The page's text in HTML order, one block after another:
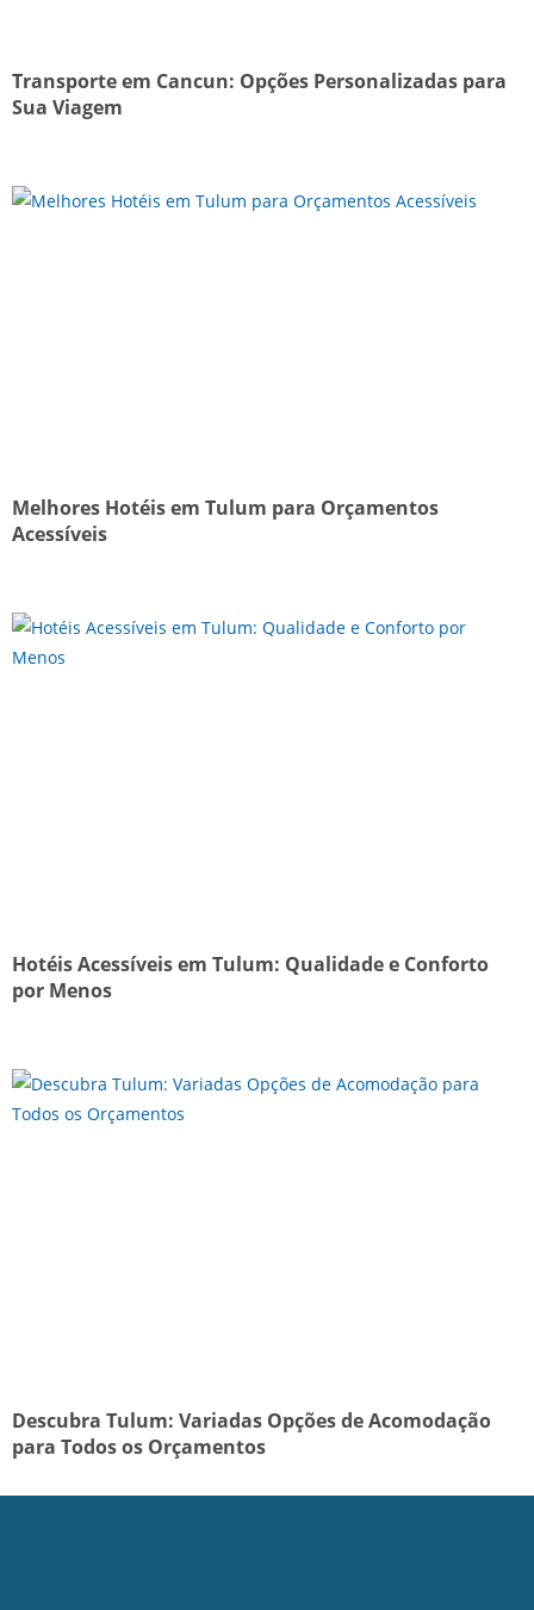
Transporte em Cancun: Opções Personalizadas para
Sua Viagem
Melhores Hotéis em Tulum para Orçamentos
Acessíveis
Hotéis Acessíveis em Tulum: Qualidade e Conforto
por Menos
Descubra Tulum: Variadas Opções de Acomodação
para Todos os Orçamentos